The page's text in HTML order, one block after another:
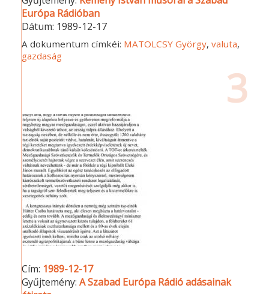
Európa Rádióban
Dátum: 1989-12-17
A dokumentum címkéi: MATOLCSY György,valuta,
gazdaság
3
Cím: 1989-12-17
Gyűjtemény:A Szabad Európa Rádió adásainak